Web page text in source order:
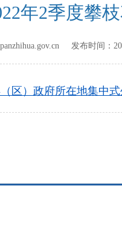
年2季度攀
发布时间：
区）政府所在地集中